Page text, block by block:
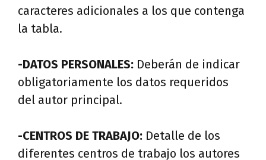
caracteres adicionales a los que contenga
la tabla.
-DATOS PERSONALES: Deberán de indicar
obligatoriamente los datos requeridos
del autor principal.
-CENTROS DE TRABAJO: Detalle de los
diferentes centros de trabajo los autores